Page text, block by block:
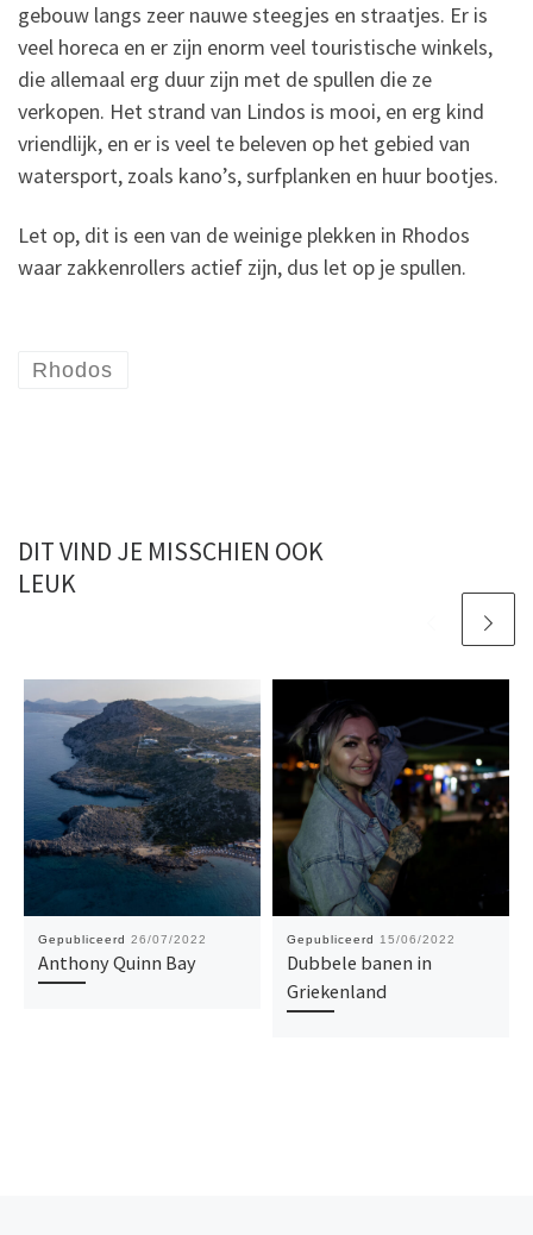
gebouw langs zeer nauwe steegjes en straatjes. Er is
veel horeca en er zijn enorm veel touristische winkels,
die allemaal erg duur zijn met de spullen die ze
verkopen. Het strand van Lindos is mooi, en erg kind
vriendlijk, en er is veel te beleven op het gebied van
watersport, zoals kano’s, surfplanken en huur bootjes.
Let op, dit is een van de weinige plekken in Rhodos
waar zakkenrollers actief zijn, dus let op je spullen.
Rhodos
DIT VIND JE MISSCHIEN OOK
LEUK
Gepubliceerd 26/07/2022
Anthony Quinn Bay
Gepubliceerd 15/06/2022
Dubbele banen in
Griekenland